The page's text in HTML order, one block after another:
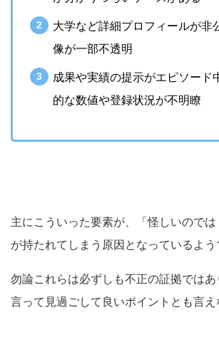
大学など詳細プロフィールが非
像が一部不透明
成果や実績の提示がエピソード
的な数値や登録状況が不明瞭
主にこういった要素が、「怪しいので
が持たれてしまう原因となっているよう
勿論これらは必ずしも不正の証拠ではあ
言って見過ごして良いポイントとも言え